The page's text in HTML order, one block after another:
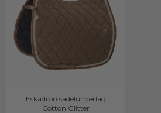
Eskadron sadelunderlag
Cotton Glitter